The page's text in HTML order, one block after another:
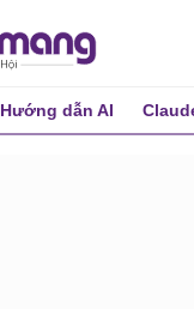
Hướng dẫn AI